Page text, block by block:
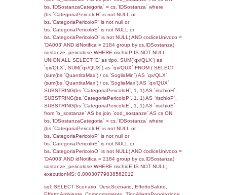
_limitrofi.DescAltro FROM
JOIN cod_territori_tipologia ON
(reg_f_territori_limitrofi.IDTipologiaTerritorio =
cod_territori_tipologia.IDTipologiaTerritorio)
(reg_f_territori_limitrofi.IDTipoTerritorio =
cod_territori_tipologia.IDTerritorioTP)
0.018669843673706
sql: SELECT f_territori_limitrofi.Distanza,
f_territori_limitrofi.Direzione,
f_territori_limitrofi.Denominazione,
rofi.DescAltro FROM f_territori_limitrofi
cod_territori_tipologia ON
(f_territori_limitrofi.IDTipologiaTerritorio =